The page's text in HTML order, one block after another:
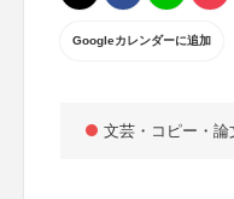
Googleカレンダーに追加
文芸・コピー・論